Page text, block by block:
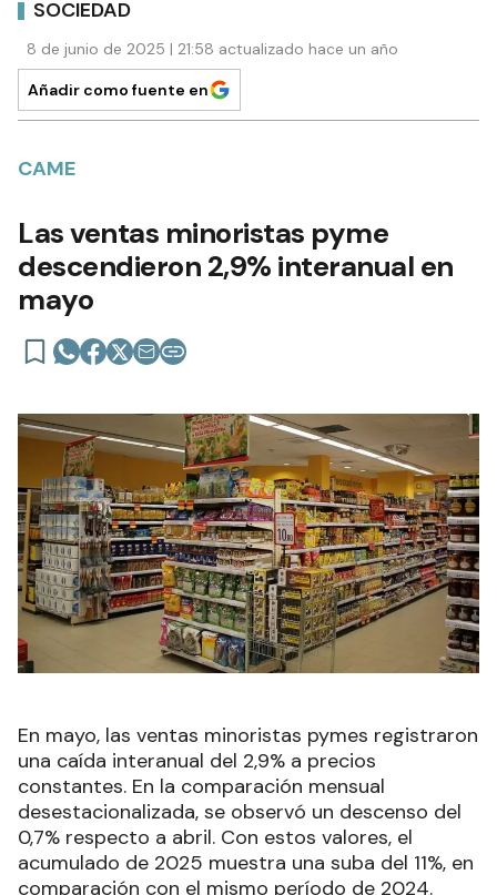
SOCIEDAD
8 de junio de 2025 | 21:58 actualizado hace un año
Añadir como fuente en
CAME
Las ventas minoristas pyme
descendieron 2,9% interanual en
mayo
En mayo, las ventas minoristas pymes registraron
una caída interanual del 2,9% a precios
constantes. En la comparación mensual
desestacionalizada, se observó un descenso del
0,7% respecto a abril. Con estos valores, el
acumulado de 2025 muestra una suba del 11%, en
comparación con el mismo período de 2024.